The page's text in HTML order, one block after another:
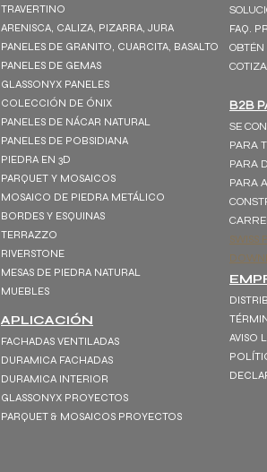
TRAVERTINO
ARENISCA, CALIZA, PIZARRA, JURA
PANELES DE GRANITO, CUARCITA, BASALTO
PANELES DE GEMAS
GLASSONYX PANELES
COLECCIÓN DE ÓNIX
PANELES DE NÁCAR NATURAL
PANELES DE POBSIDIANA
PIEDRA EN 3D
PARQUET Y MOSAICOS
MOSAICO DE PIEDRA METÁLICO
BORDES Y ESQUINAS
TERRAZZO
RIVERSTONE
MESAS DE PIEDRA NATURAL
MUEBLES
APLICACIÓN
FACHADAS VENTILADAS
DURAMICA FACHADAS
DURAMICA INTERIOR
GLASSONYX PROYECTOS
PARQUET & MOSAICOS PROYECTOS
FAQ.
OBTÉN
B2B
SE
PARA
PARA
PARA
SWISS
AVISO